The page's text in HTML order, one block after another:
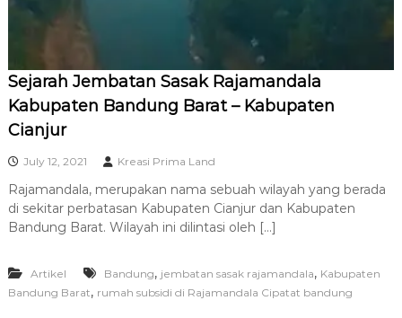
Sejarah Jembatan Sasak Rajamandala
Kabupaten Bandung Barat – Kabupaten
Cianjur
July 12, 2021 Kreasi Prima Land
Rajamandala, merupakan nama sebuah wilayah yang berada
di sekitar perbatasan Kabupaten Cianjur dan Kabupaten
Bandung Barat. Wilayah ini dilintasi oleh […]
Artikel Bandung, jembatan sasak rajamandala, Kabupaten
Bandung Barat, rumah subsidi di Rajamandala Cipatat bandung